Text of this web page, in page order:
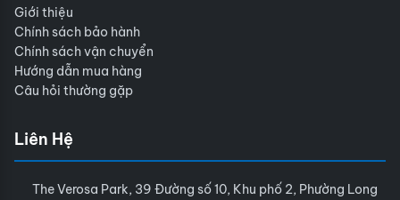
Giới thiệu
Chính sách bảo hành
Chính sách vận chuyển
Hướng dẫn mua hàng
Câu hỏi thường gặp
Liên Hệ
The Verosa Park, 39 Đường số 10, Khu phố 2, Phường Long